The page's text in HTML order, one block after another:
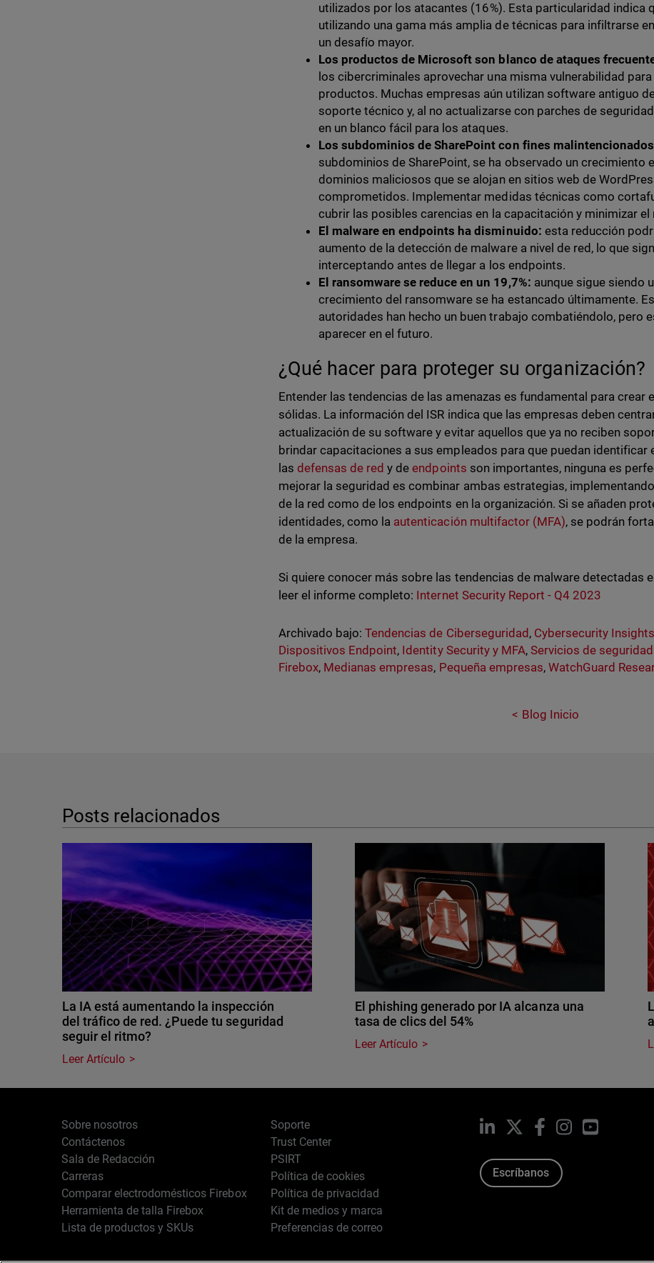
utilizados por los atacantes (16%). Esta particularidad indica
utilizando una gama más amplia de técnicas para infiltrarse
un desafío mayor.
Los productos de Microsoft son blanco de ataques
los cibercriminales aprovechar una misma vulnerabilidad
productos. Muchas empresas aún utilizan software antiguo
soporte técnico y, al no actualizarse con parches de
en un blanco fácil para los ataques.
Los subdominios de SharePoint con fines
subdominios de SharePoint, se ha observado un crecimiento
dominios maliciosos que se alojan en sitios web de
comprometidos. Implementar medidas técnicas como
cubrir las posibles carencias en la capacitación y minimizar
El malware en endpoints ha disminuido: esta reducción
aumento de la detección de malware a nivel de red, lo que
interceptando antes de llegar a los endpoints.
El ransomware se reduce en un 19,7%: aunque sigue siendo
crecimiento del ransomware se ha estancado últimamente.
autoridades han hecho un buen trabajo combatiéndolo, pero
aparecer en el futuro.
¿Qué hacer para proteger su organización?
Entender las tendencias de las amenazas es fundamental para crear
sólidas. La información del ISR indica que las empresas deben
actualización de su software y evitar aquellos que ya no reciben
brindar capacitaciones a sus empleados para que puedan identificar
lasdefensas de red y deendpoints son importantes, ninguna es
mejorar la seguridad es combinar ambas estrategias,
de la red como de los endpoints en la organización. Si se añaden
identidades, como la autenticación multifactor (MFA), se podrán
de la empresa.
Si quiere conocer más sobre las tendencias de malware detectadas
leer el informe completo: Internet Security Report - Q4 2023
Archivado bajo: Tendencias de Ciberseguridad , Cybersecurity Insights
Dispositivos Endpoint, Identity Security y MFA, Servicios de
Firebox, Medianas empresas, Pequeña empresas, WatchGuard
Blog Inicio
Posts relacionados
La IA está aumentando la inspección
del tráfico de red. ¿Puede tu seguridad
seguir el ritmo?
Leer Artículo
El phishing generado por IA alcanza una
tasa de clics del 54%
Leer Artículo
Sobre nosotros
Contáctenos
Sala de Redacción
Carreras
Comparar electrodomésticos Firebox
Herramienta de talla Firebox
Lista de productos y SKUs
Soporte
Trust Center
PSIRT
Política de cookies
Política de privacidad
Kit de medios y marca
Preferencias de correo
LinkedIn Facebook
InstagramYouTube
Escríbanos